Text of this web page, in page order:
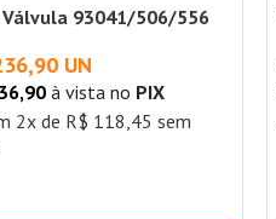
93041/506/556
Tramontina
UN
à vista no PIX
2x de R$ 118,45 sem